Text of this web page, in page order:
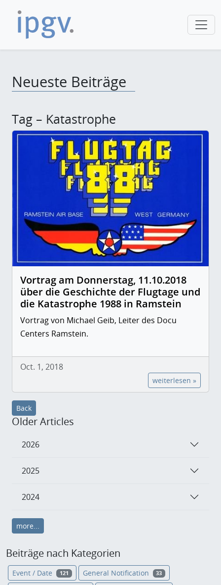
Neueste Beiträge
Tag – Katastrophe
Vortrag am Donnerstag, 11.10.2018
über die Geschichte der Flugtage und
die Katastrophe 1988 in Ramstein
Vortrag von Michael Geib, Leiter des Docu
Centers Ramstein.
Oct. 1, 2018
weiterlesen »
Back
Older Articles
2026
2025
2024
more...
Beiträge nach Kategorien
Event / Date 121 General Notification 33